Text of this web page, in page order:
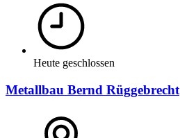
Heute geschlossen
Metallbau Bernd Rüggebrecht